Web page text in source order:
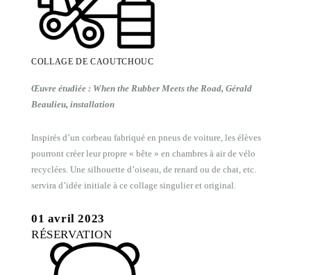
COLLAGE DE CAOUTCHOUC
Œuvre étudiée : When the Rubber Meets the Road, Gérald
Beaulieu, installation
Inspirés d’un corbeau fabriqué en pneus de voiture, les élèves
pourront créer leur propre « bête » en chambres à air de vélo
recyclées. Une silhouette d’oiseau, de renard ou de chat, etc.
servira d’idée initiale à ce collage singulier et original.
01 avril 2023
RÉSERVATION